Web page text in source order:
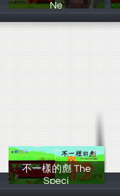
Ne
楊璧輝、馮柔蕓
不一樣的彪 The
Speci
游邵茹、林雅萍